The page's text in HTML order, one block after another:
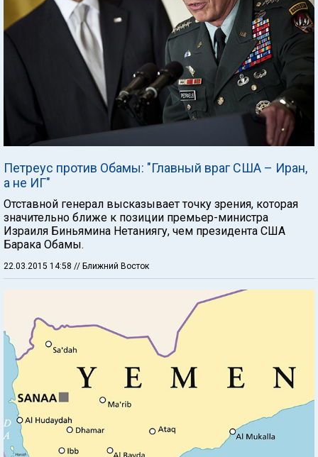
Петреус против Обамы: "Главный враг США – Иран,
а не ИГ"
Отставной генерал высказывает точку зрения, которая
значительно ближе к позиции премьер-министра
Израиля Биньямина Нетаниягу, чем президента США
Барака Обамы.
22.03.2015 14:58 // Ближний Восток